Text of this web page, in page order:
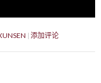
添加评论